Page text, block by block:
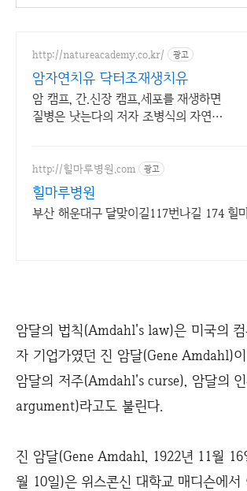
http://natureacademy.co.kr/ 광고
암자연치유 닥터조재생치유
암 캠프, 간.신장 캠프,세포를 재생하면
질병은 낫는다의 저자 조병식의 자연치
http://힐마루병원.com 광고
힐마루병원
부산 해운대구 달맞이길117번나길 174 힐
암달의 법칙(Amdahl's law)은 미국의
자 기업가였던 진 암달(Gene Amdahl)
암달의 저주(Amdahl's curse), 암달의
argument)라고도 불린다.
진 암달(Gene Amdahl, 1922년 11월
월 10일)은 위스콘신 대학교 매디슨에서